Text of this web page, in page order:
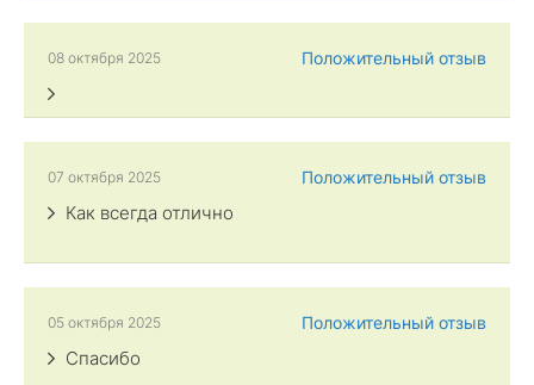
Положительный отзыв
08 октября 2025
Положительный отзыв
07 октября 2025
Как всегда отлично
Положительный отзыв
05 октября 2025
Спасибо